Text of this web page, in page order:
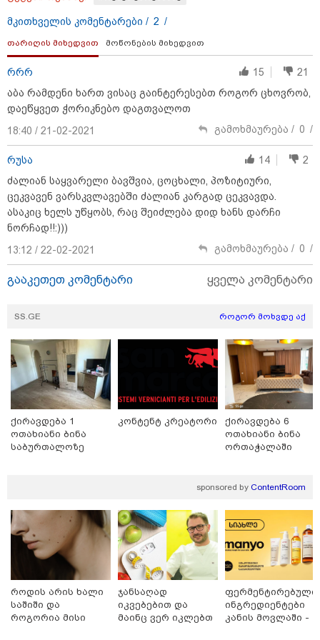
წალენჯიხაში, მდინარეში
მანამდე მაშველებმა 2 ბავშვისა
და 1 ქალის გადარჩენა მოახერხეს
კიდევ ერთ დაკარგული
ახალგაზრდა - ოჯახი 26 წლის
24 წლის ფეხბურთელს თამაშის
კადრები ტაილანდიდან მედიაში
ვრცელდება
მხდიდი - შენი ავადმყოფობითაც
კი აგრძელებ ამის გაკეთებას" -
თეონა კონტრიძე მეუღლეს
ემოციურ "პოსტს" უძღვნის
პოლიტიკა
მკითხველის კომენტარები / 2 /
თარიღის მიხედვით მოწონების მიხედვით
რრრ 15
21
აბა რამდენი ხართ ვისაც გაინტერესებთ როგორ ცხოვრობ,
დაეწყვეთ ჭორიკნებო დაგთვალოთ
18:40 / 21-02-2021
გამოხმაურება / 0 /
რუსა 14
2
ძალიან საყვარელი ბავშვია, ცოცხალი, პოზიტიური,
ცეკვავენ ვარსკვლავებში ძალიან კარგად ცეკვავდა.
ასაკიც ხელს უწყობს, რაც შეიძლება დიდ ხანს დარჩი
ნორჩად!!:)))
13:12 / 22-02-2021
გამოხმაურება / 0 /
გააკეთეთ კომენტარი ყველა კომენტარი
SS.GE როგორ მოხვდე აქ
ქირავდება 1
ოთახიანი ბინა
საბურთალოზე
კონტენტ კრეატორი
ქირავდება 6
ოთახიანი ბინა
ორთაჭალაში
sponsored by ContentRoom
როდის არის ხალი
საშიში და
როგორია მისი
ჯანსაღად
იკვებებით და
მაინც ვერ იკლებთ
ფერმენტირებული
ინგრედიენტები
კანის მოვლაში -